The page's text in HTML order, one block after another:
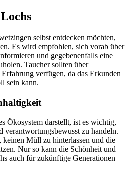
selbst entdecken möchten,
Es wird empfohlen, sich vorab über
und gegebenenfalls eine
Taucher sollten über
verfügen, da das Erkunden
sein kann.
Ökosystem darstellt, ist es wichtig,
verantwortungsbewusst zu handeln.
keinen Müll zu hinterlassen und die
Nur so kann die Schönheit und
auch für zukünftige Generationen